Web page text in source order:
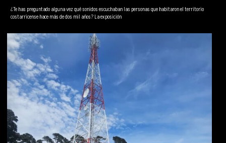
¿Te has preguntado alguna vez qué sonidos escuchaban las personas que habitaron el territorio
costarricense hace más de dos mil años? La exposición